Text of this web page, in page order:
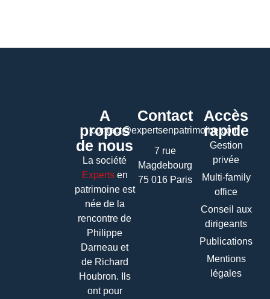
A
propos
de nous
La société
Expertsen
patrimoine est
née de la
rencontre de
Philippe
Darneau et
de Richard
Houbron. Ils
ont pour
Contact
contact@expertsenpatrimoine.com
7 rue
Magdebourg
75 016 Paris
Accès
rapide
Gestion
privée
Multi-family
office
Conseil aux
dirigeants
Publications
Mentions
légales